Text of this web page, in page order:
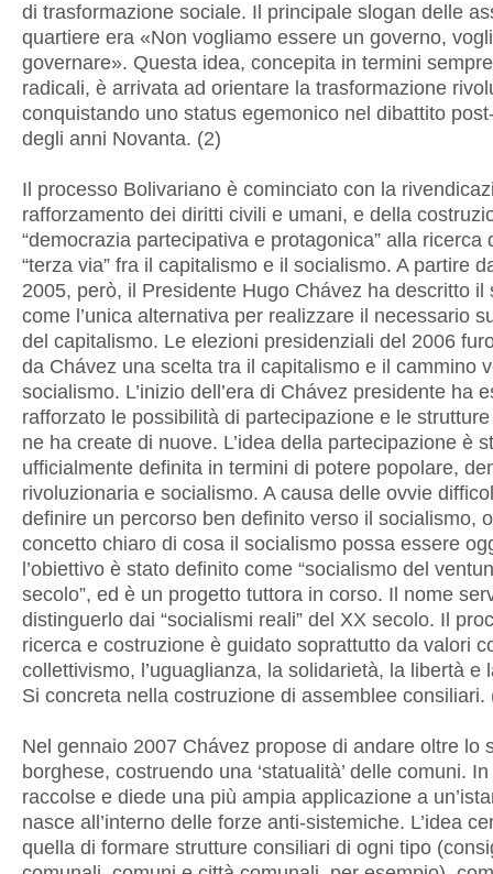
di trasformazione sociale. Il principale slogan delle
quartiere era «Non vogliamo essere un governo,
governare». Questa idea, concepita in termini
radicali, è arrivata ad orientare la trasformazione
conquistando uno status egemonico nel dibattito
degli anni Novanta. (2)
Il processo Bolivariano è cominciato con la
rafforzamento dei diritti civili e umani, e della
“democrazia partecipativa e protagonica” alla ricerca
“terza via” fra il capitalismo e il socialismo. A partire
2005, però, il Presidente Hugo Chávez ha descritto il
come l’unica alternativa per realizzare il necessario
del capitalismo. Le elezioni presidenziali del 2006
da Chávez una scelta tra il capitalismo e il cammino
socialismo. L’inizio dell’era di Chávez presidente ha
rafforzato le possibilità di partecipazione e le
ne ha create di nuove. L’idea della partecipazione è
ufficialmente definita in termini di potere popolare,
rivoluzionaria e socialismo. A causa delle ovvie
definire un percorso ben definito verso il socialismo,
concetto chiaro di cosa il socialismo possa essere
l’obiettivo è stato definito come “socialismo del
secolo”, ed è un progetto tuttora in corso. Il nome
distinguerlo dai “socialismi reali” del XX secolo. Il
ricerca e costruzione è guidato soprattutto da valori
collettivismo, l’uguaglianza, la solidarietà, la libertà e
Si concreta nella costruzione di assemblee consiliari.
Nel gennaio 2007 Chávez propose di andare oltre lo
borghese, costruendo una ‘statualità’ delle comuni.
raccolse e diede una più ampia applicazione a
nasce all’interno delle forze anti-sistemiche. L’idea
quella di formare strutture consiliari di ogni tipo